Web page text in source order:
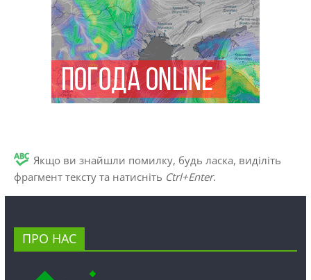
Якщо ви знайшли помилку, будь ласка, виділіть
фрагмент тексту та натисніть Ctrl+Enter.
ПРО НАС